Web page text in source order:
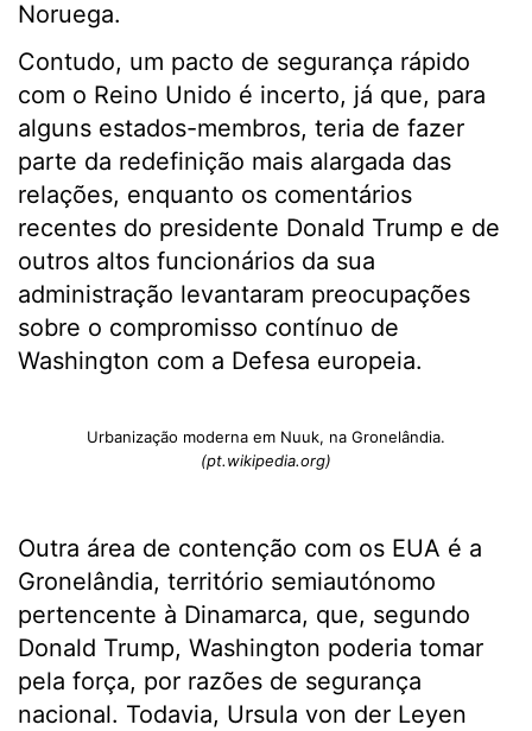
Noruega.
Contudo, um pacto de segurança rápido
com o Reino Unido é incerto, já que, para
alguns estados-membros, teria de fazer
parte da redefinição mais alargada das
relações, enquanto os comentários
recentes do presidente Donald Trump e de
outros altos funcionários da sua
administração levantaram preocupações
sobre o compromisso contínuo de
Washington com a Defesa europeia.
Urbanização moderna em Nuuk, na Gronelândia.
(pt.wikipedia.org)
Outra área de contenção com os EUA é a
Gronelândia, território semiautónomo
pertencente à Dinamarca, que, segundo
Donald Trump, Washington poderia tomar
pela força, por razões de segurança
nacional. Todavia, Ursula von der Leyen